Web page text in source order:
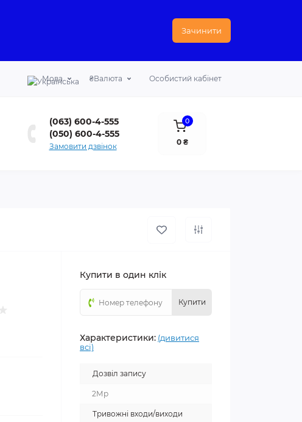
Зачинити
Мова ₴Валюта Особистий кабінет
(063) 600-4-555
(050) 600-4-555
Замовити дзвінок
0
0 ₴
Купити в один клік
Купити
Характеристики: (дивитися
всі)
Дозвіл запису
2Мр
Тривожні входи/виходи